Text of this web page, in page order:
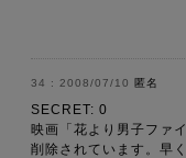
2008/07/10 匿名
SECRET: 0
映画「花より男子ファ
削除されています。早